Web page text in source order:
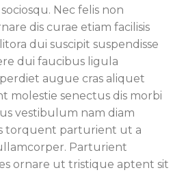
Nec felis non
dis curae etiam facilisis
dui suscipit suspendisse
dui faucibus ligula
augue cras aliquet
molestie senectus dis morbi
vestibulum nam diam
torquent parturient ut a
Parturient
ornare ut tristique aptent sit